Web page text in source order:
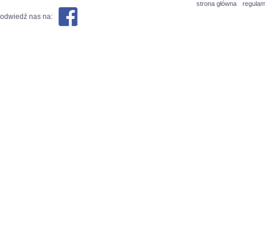
strona główna
odwiedź nas na: